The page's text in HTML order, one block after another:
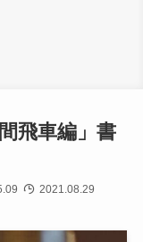
飛車編」書
2021.08.29